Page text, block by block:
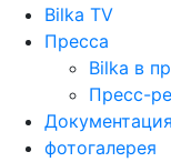
Bilka TV
Пресса
Bilka в
Пресс-
Документация
фотогалерея